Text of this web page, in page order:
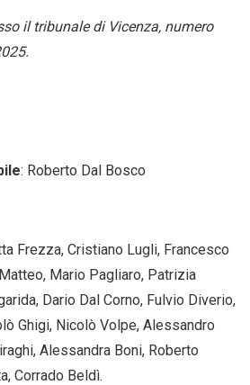
il tribunale di Vicenza, numero
: Roberto Dal Bosco
Frezza, Cristiano Lugli, Francesco
Mario Pagliaro, Patrizia
Dario Dal Corno, Fulvio Diverio,
Ghigi, Nicolò Volpe, Alessandro
Alessandra Boni, Roberto
Corrado Beldì.